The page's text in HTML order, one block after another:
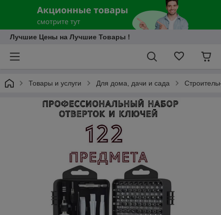
Лучшие Цены на Лучшие Товары !
Товары и услуги Для дома, дачи и сада